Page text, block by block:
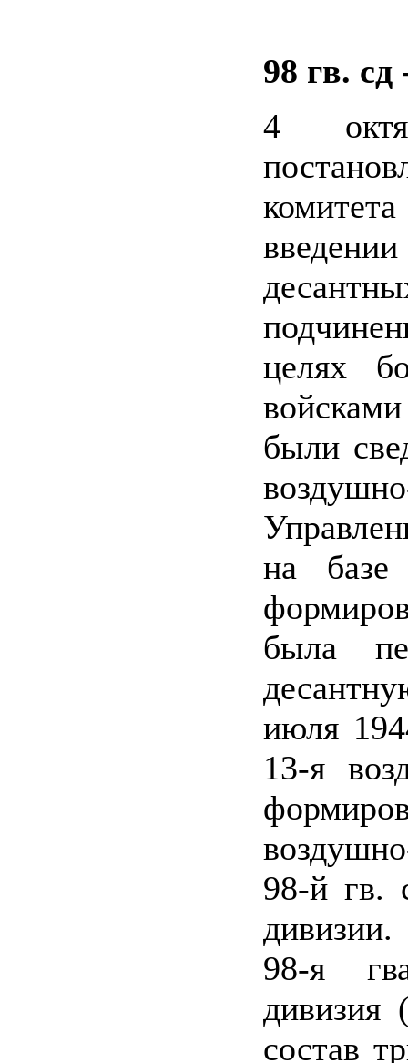
98 гв. сд
4
целях
были
на
была
июля
13-я
98-й гв.
дивизии.
98-я
дивизия
состав